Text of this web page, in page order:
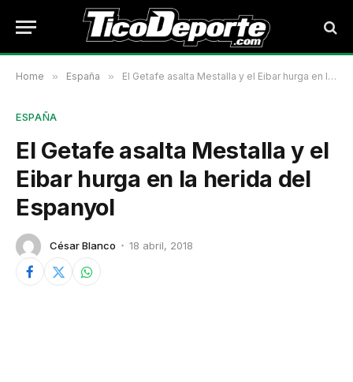
Home » España » El Getafe asalta Mestalla y el Eibar hurga en la herida del Espanyol
ESPAÑA
El Getafe asalta Mestalla y el
Eibar hurga en la herida del
Espanyol
César Blanco 18 abril, 2018